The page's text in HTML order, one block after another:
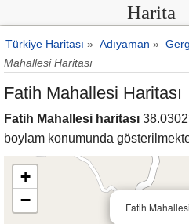
Harita
Türkiye Haritası » Adıyaman »
Mahallesi Haritası
Fatih Mahallesi Haritası
Fatih Mahallesi haritası
boylam konumunda
Fatih
+
−